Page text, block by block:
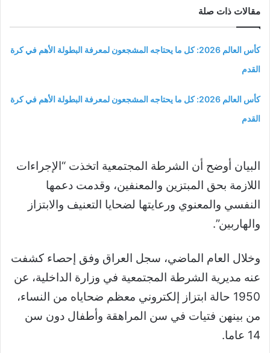
مقالات ذات صلة
كأس العالم 2026: كل ما يحتاجه المشجعون لمعرفة البطولة الأهم في كرة
القدم
كأس العالم 2026: كل ما يحتاجه المشجعون لمعرفة البطولة الأهم في كرة
القدم
البيان أوضح أن الشرطة المجتمعية اتخذت “الإجراءات
اللازمة بحق المبتزين والمعنفين، وقدمت دعمها
النفسي والمعنوي ورعايتها لضحايا التعنيف والابتزاز
والهاربين”.
وخلال العام الماضي، سجل العراق وفق إحصاء كشفت
عنه مديرية الشرطة المجتمعية في وزارة الداخلية، عن
1950 حالة ابتزاز إلكتروني معظم ضحاياه من النساء،
من بينهن فتيات في سن المراهقة وأطفال دون سن
14 عاما.